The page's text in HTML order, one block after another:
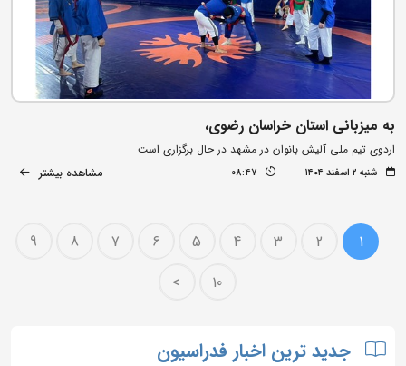
به میزبانی استان خراسان رضوی،
اردوی تیم ملی آلیش بانوان در مشهد در حال برگزاری است
شنبه ۲ اسفند ۱۴۰۴ 08:47 مشاهده بیشتر
1
2
3
4
5
6
7
8
9
10
>
جدید ترین اخبار فدراسیون